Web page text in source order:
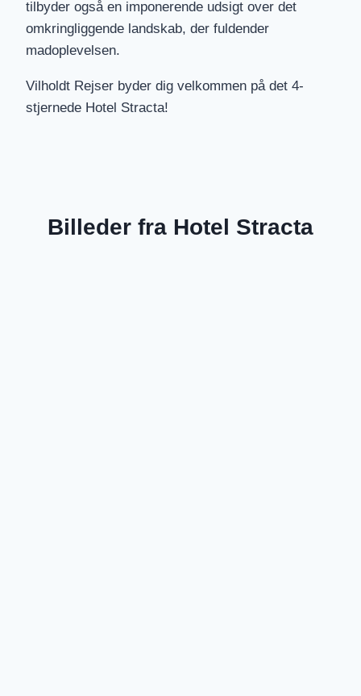
tilbyder også en imponerende udsigt over det
omkringliggende landskab, der fuldender
madoplevelsen.
Vilholdt Rejser byder dig velkommen på det 4-
stjernede Hotel Stracta!
Billeder fra Hotel Stracta